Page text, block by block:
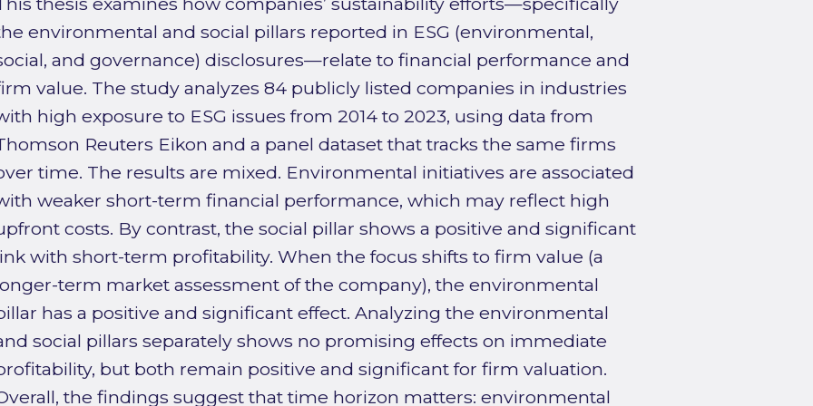
environmental and social pillars reported in ESG (environmental,
and governance) disclosures—relate to financial performance and
value. The study analyzes 84 publicly listed companies in industries
high exposure to ESG issues from 2014 to 2023, using data from
Reuters Eikon and a panel dataset that tracks the same firms
time. The results are mixed. Environmental initiatives are associated
weaker short-term financial performance, which may reflect high
costs. By contrast, the social pillar shows a positive and significant
with short-term profitability. When the focus shifts to firm value (a
term market assessment of the company), the environmental
has a positive and significant effect. Analyzing the environmental
social pillars separately shows no promising effects on immediate
but both remain positive and significant for firm valuation.
the findings suggest that time horizon matters: environmental